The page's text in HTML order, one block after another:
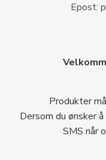
Epost:
Produkter
Dersom du ønsker
SMS når